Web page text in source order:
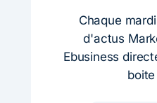
Chaque
d'actus
Ebusiness